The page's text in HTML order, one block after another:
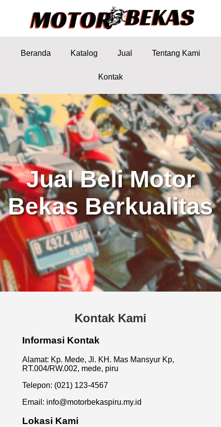
Beranda Katalog Jual Tentang Kami
Kontak
Jual Beli Motor
Bekas Berkualitas
Kontak Kami
Informasi Kontak
Alamat: Kp. Mede, Jl. KH. Mas Mansyur Kp,
RT.004/RW.002, mede, piru
Telepon: (021) 123-4567
Email: info@motorbekaspiru.my.id
Lokasi Kami